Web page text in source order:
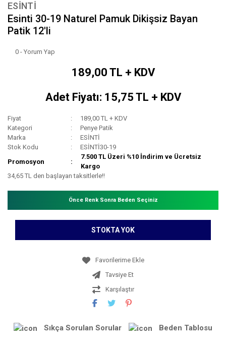
ESİNTİ
Esinti 30-19 Naturel Pamuk Dikişsiz Bayan
Patik 12'li
0 - Yorum Yap
189,00 TL + KDV
Adet Fiyatı: 15,75 TL + KDV
Fiyat
189,00 TL + KDV
Kategori
Penye Patik
Marka
ESİNTİ
Stok Kodu
ESİNTİ30-19
Promosyon
7.500 TL Üzeri %10 İndirim ve Ücretsiz
Kargo
34,65 TL den başlayan taksitlerle!!
Önce Renk Sonra Beden Seçiniz
STOKTA YOK
Tavsiye Et
Karşılaştır
Sıkça Sorulan Sorular Beden Tablosu